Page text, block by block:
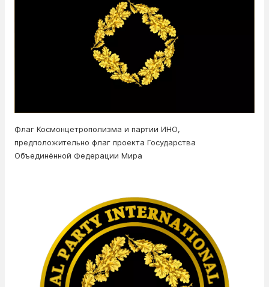
Флаг Космонцетрополизма и партии ИНО,
предположительно флаг проекта Государства
Объединённой Федерации Мира